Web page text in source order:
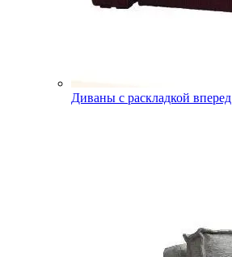
Диваны с раскладкой вперед